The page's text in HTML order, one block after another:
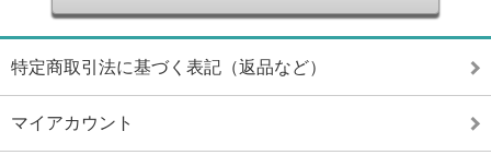
特定商取引法に基づく表記（返品など）
マイアカウント